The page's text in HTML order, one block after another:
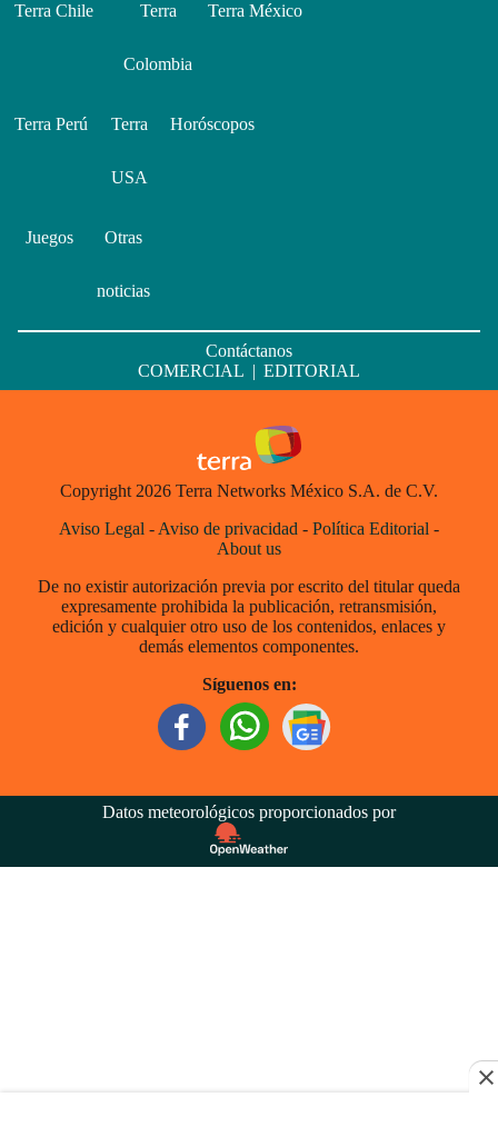
Terra Chile Terra
Colombia
Terra México
Terra Perú Terra
USA
Horóscopos
Juegos Otras
noticias
Contáctanos
COMERCIAL | EDITORIAL
Copyright 2026 Terra Networks México S.A. de C.V.
Aviso Legal - Aviso de privacidad - Política Editorial -
About us
De no existir autorización previa por escrito del titular queda
expresamente prohibida la publicación, retransmisión,
edición y cualquier otro uso de los contenidos, enlaces y
demás elementos componentes.
Síguenos en:
Datos meteorológicos proporcionados por